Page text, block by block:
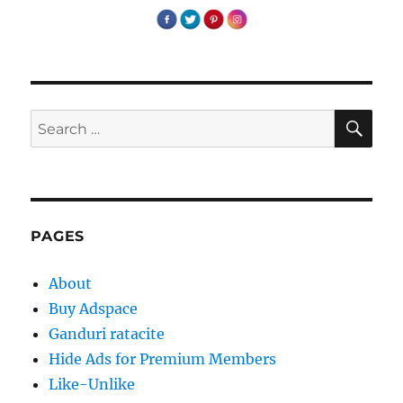
Search
for:
PAGES
About
Buy Adspace
Ganduri ratacite
Hide Ads for Premium Members
Like-Unlike